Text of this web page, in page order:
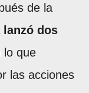
de la
lanzó dos
lo que
las acciones